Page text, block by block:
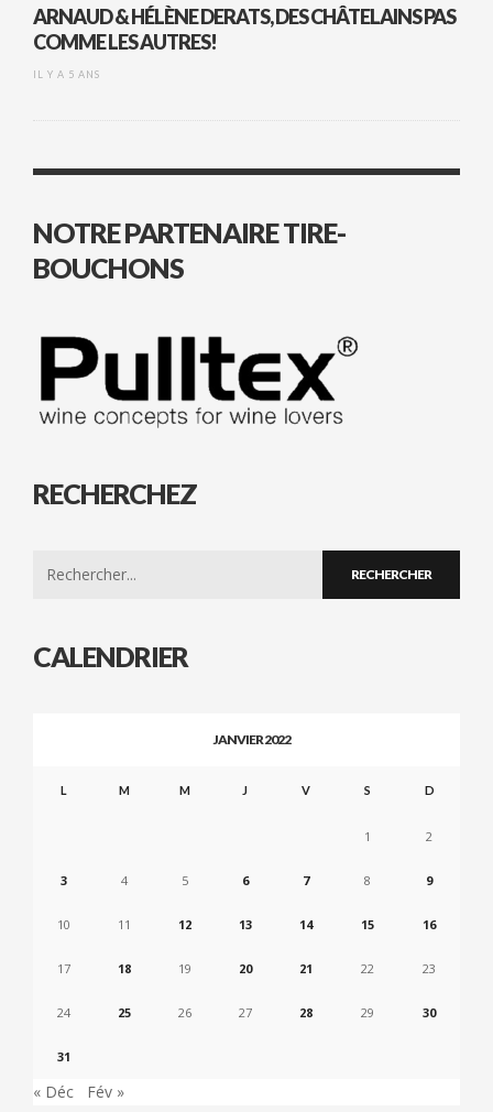
ARNAUD & HÉLÈNE DERATS, DES CHÂTELAINS PAS
COMME LES AUTRES!
IL Y A 5 ANS
NOTRE PARTENAIRE TIRE-
BOUCHONS
RECHERCHEZ
CALENDRIER
JANVIER 2022
L M M J V S D
1 2
3 4 5 6 7 8 9
10 11 12 13 14 15 16
17 18 19 20 21 22 23
24 25 26 27 28 29 30
31
« Déc Fév »